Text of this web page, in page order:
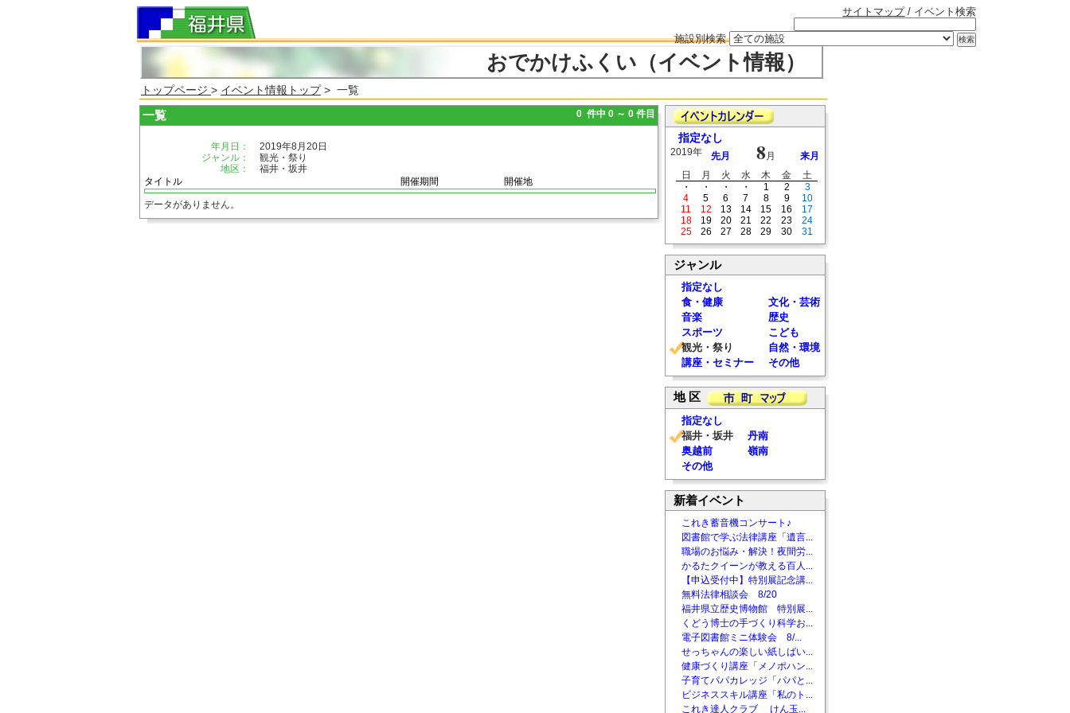
サイトマップ/ イベント検索
施設別検索
おでかけふくい（イベント情報）
トップページ > イベント情報トップ> 一覧
一覧 0 件中 0 ～ 0 件目
年月日：
2019年8月20日
ジャンル：
観光・祭り
地区：
福井・坂井
タイトル
開催期間 開催地
データがありません。
指定なし
2019年 先月 8 月
来月
日
月 火 水 木 金
土
・
・ ・ ・ 1 2
3
4
5 6 7 8 9
10
11
12 13 14 15 16
17
18
19 20 21 22 23
24
25
26 27 28 29 30 31
ジャンル
指定なし
食・健康
文化・芸術
音楽
歴史
スポーツ
こども
観光・祭り
自然・環境
講座・セミナー
その他
地 区
指定なし
福井・坂井
丹南
奥越前
嶺南
その他
新着イベント
これき蓄音機コンサート♪
図書館で学ぶ法律講座「遺言...
職場のお悩み・解決！夜間労...
かるたクイーンが教える百人...
【申込受付中】特別展記念講...
無料法律相談会 8/20
福井県立歴史博物館 特別展...
くどう博士の手づくり科学お...
電子図書館ミニ体験会 8/...
せっちゃんの楽しい紙しばい...
健康づくり講座「メノポハン...
子育てパパカレッジ「パパと...
ビジネススキル講座「私のト...
これき達人クラブ けん玉...